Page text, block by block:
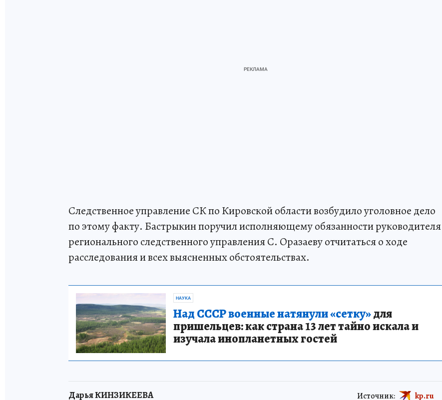
Следственное управление СК по Кировской области возбудило уголовное дело
по этому факту. Бастрыкин поручил исполняющему обязанности руководителя
регионального следственного управления С. Оразаеву отчитаться о ходе
расследования и всех выясненных обстоятельствах.
НАУКА
Над СССР военные натянули «сетку»для
пришельцев: как страна 13 лет тайно искала и
изучала инопланетных гостей
Дарья КИНЗИКЕЕВА Источник: kp.ru